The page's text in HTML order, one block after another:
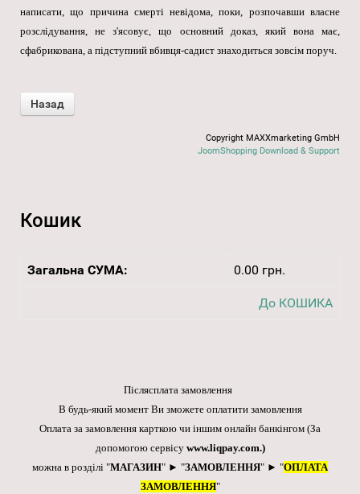
написати, що причина смерті невідома, поки, розпочавши власне
розслідування, не з'ясовує, що основний доказ, який вона має,
сфабрикована, а підступний вбивця-садист знаходиться зовсім поруч.
Copyright MAXXmarketing GmbH
JoomShopping Download & Support
Кошик
Загальна СУМА: 0.00 грн.
До КОШИКА
Післясплата замовлення
В будь-який момент Ви зможете оплатити замовлення
Оплата за замовлення карткою чи іншим онлайн банкінгом (За
допомогою сервісу www.liqpay.com.)
можна в розділі "МАГАЗИН" ► "ЗАМОВЛЕННЯ" ► "ОПЛАТА
ЗАМОВЛЕННЯ"